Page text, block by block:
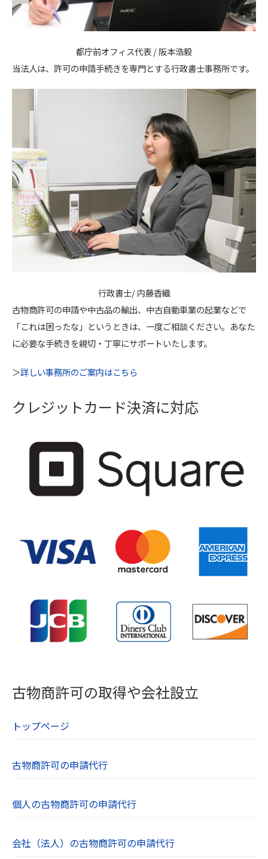
都庁前オフィス代表 / 阪本浩毅
当法人は、許可の申請手続きを専門とする行政書士事務所です。
行政書士/ 内藤香織
古物商許可の申請や中古品の輸出、中古自動車業の起業などで
「これは困ったな」というときは、一度ご相談ください。あなた
に必要な手続きを親切・丁寧にサポートいたします。
＞詳しい事務所のご案内はこちら
クレジットカード決済に対応
古物商許可の取得や会社設立
トップページ
古物商許可の申請代行
個人の古物商許可の申請代行
会社（法人）の古物商許可の申請代行